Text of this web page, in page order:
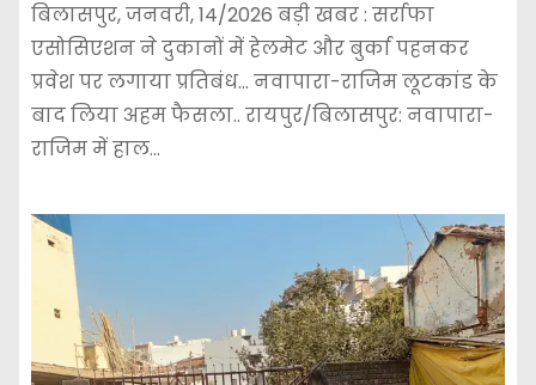
बिलासपुर, जनवरी, 14/2026 बड़ी खबर : सर्राफा
एसोसिएशन ने दुकानों में हेलमेट और बुर्का पहनकर
प्रवेश पर लगाया प्रतिबंध… नवापारा-राजिम लूटकांड के
बाद लिया अहम फैसला.. रायपुर/बिलासपुर: नवापारा-
राजिम में हाल…